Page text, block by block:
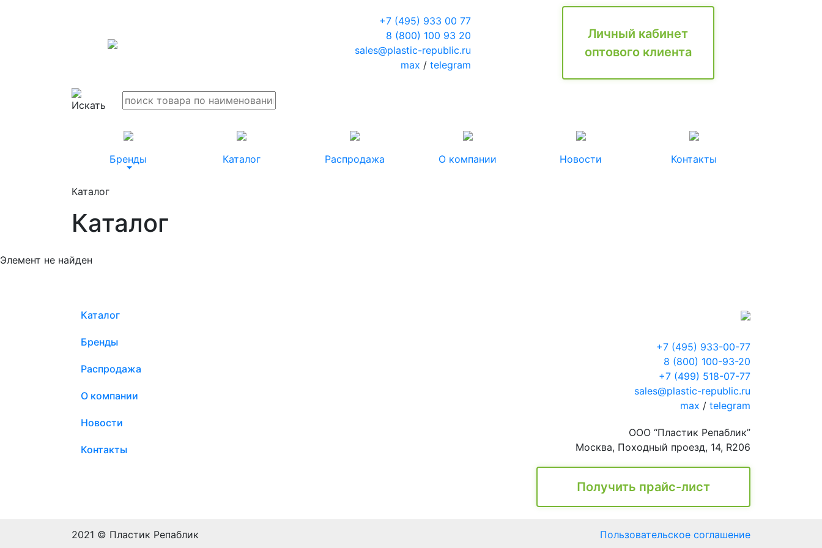
+7 (495) 933 00 77
8 (800) 100 93 20
sales@plastic-republic.ru
max / telegram
Личный кабинет
оптового клиента
Бренды Каталог Распродажа О компании Новости Контакты
Каталог
Каталог
Элемент не найден
Каталог
Бренды
Распродажа
О компании
Новости
Контакты
+7 (495) 933-00-77
8 (800) 100-93-20
+7 (499) 518-07-77
sales@plastic-republic.ru
max / telegram
ООО “Пластик Репаблик”
Москва, Походный проезд, 14, R206
Получить прайс-лист
2021 © Пластик Репаблик Пользовательское соглашение